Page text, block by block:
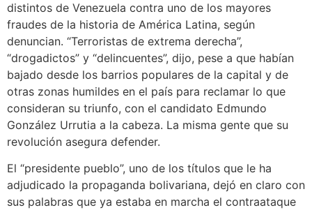
distintos de Venezuela contra uno de los mayores
fraudes de la historia de América Latina, según
denuncian. “Terroristas de extrema derecha”,
“drogadictos” y “delincuentes”, dijo, pese a que habían
bajado desde los barrios populares de la capital y de
otras zonas humildes en el país para reclamar lo que
consideran su triunfo, con el candidato Edmundo
González Urrutia a la cabeza. La misma gente que su
revolución asegura defender.
El “presidente pueblo”, uno de los títulos que le ha
adjudicado la propaganda bolivariana, dejó en claro con
sus palabras que ya estaba en marcha el contraataque